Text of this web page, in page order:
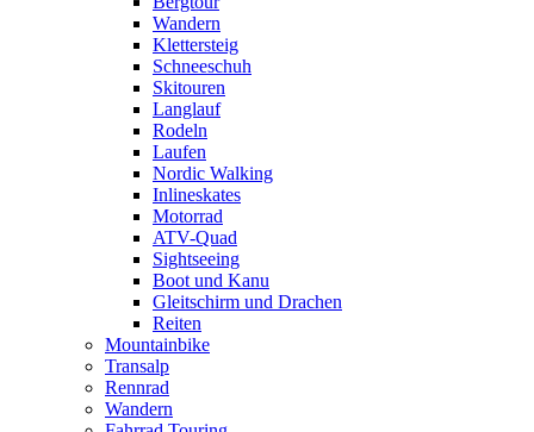
Wandern
Klettersteig
Schneeschuh
Skitouren
Langlauf
Rodeln
Laufen
Nordic Walking
Inlineskates
Motorrad
ATV-Quad
Sightseeing
Boot und Kanu
Gleitschirm und Drachen
Reiten
Mountainbike
Transalp
Rennrad
Wandern